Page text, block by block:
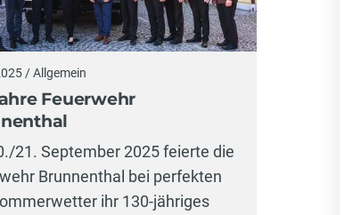
/ Allgemein
Feuerwehr
21. September 2025 feierte die
Brunnenthal bei perfekten
ihr 130-jähriges